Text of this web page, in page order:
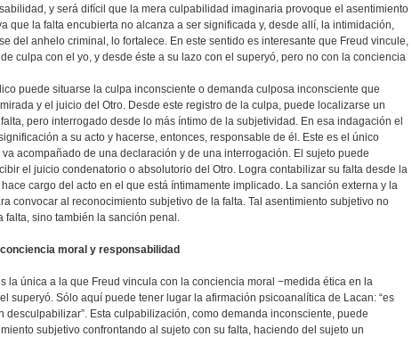
y será difícil que la mera culpabilidad imaginaria provoque el asentimiento
que la falta encubierta no alcanza a ser significada y, desde allí, la intimidación,
del anhelo criminal, lo fortalece. En este sentido es interesante que Freud vincule,
culpa con el yo, y desde éste a su lazo con el superyó, pero no con la conciencia
puede situarse la culpa inconsciente o demanda culposa inconsciente que
y el juicio del Otro. Desde este registro de la culpa, puede localizarse un
pero interrogado desde lo más íntimo de la subjetividad. En esa indagación el
a su acto y hacerse, entonces, responsable de él. Este es el único
acompañado de una declaración y de una interrogación. El sujeto puede
el juicio condenatorio o absolutorio del Otro. Logra contabilizar su falta desde la
cargo del acto en el que está íntimamente implicado. La sanción externa y la
convocar al reconocimiento subjetivo de la falta. Tal asentimiento subjetivo no
falta, sino también la sanción penal.
moral y responsabilidad
la única a la que Freud vincula con la conciencia moral −medida ética en la
superyó. Sólo aquí puede tener lugar la afirmación psicoanalítica de Lacan: “es
desculpabilizar”. Esta culpabilización, como demanda inconsciente, puede
subjetivo confrontando al sujeto con su falta, haciendo del sujeto un